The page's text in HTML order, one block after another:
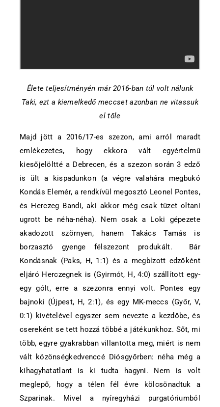
Élete teljesítményén már 2016-ban túl volt nálunk
Taki, ezt a kiemelkedő meccset azonban ne vitassuk
el tőle
Majd jött a 2016/17-es szezon, ami arról maradt
emlékezetes, hogy ekkora vált egyértelmű
kiesőjelöltté a Debrecen, és a szezon során 3 edző
is ült a kispadunkon (a végre valahára megbukó
Kondás Elemér, a rendkívül megosztó Leonel Pontes,
és Herczeg Bandi, aki akkor még csak tüzet oltani
ugrott be néha-néha). Nem csak a Loki gépezete
akadozott szörnyen, hanem Takács Tamás is
borzasztó gyenge félszezont produkált. Bár
Kondásnak (Paks, H, 1:1) és a megbízott edzőként
eljáró Herczegnek is (Gyirmót, H, 4:0) szállított egy-
egy gólt, erre a szezonra ennyi volt. Pontes egy
bajnoki (Újpest, H, 2:1), és egy MK-meccs (Győr, V,
0:1) kivételével egyszer sem nevezte a kezdőbe, és
csereként se tett hozzá többé a játékunkhoz. Sőt, mi
több, egyre gyakrabban villantotta meg, miért is nem
vált közönségkedvenccé Diósgyőrben: néha még a
kihagyhatatlant is ki tudta hagyni. Nem is volt
meglepő, hogy a télen fél évre kölcsönadtuk a
Szparinak. Mivel a nyíregyházi purgatóriumból